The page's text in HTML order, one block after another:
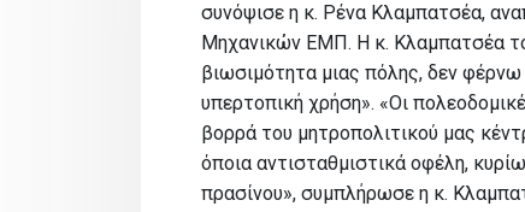
συνόψισε η κ. Ρένα Κλαμπατσέα,
Μηχανικών ΕΜΠ. Η κ. Κλαμπατσέα
βιωσιμότητα μιας πόλης, δεν φέρνω
υπερτοπική χρήση». «Οι
βορρά του μητροπολιτικού μας
όποια αντισταθμιστικά οφέλη,
πρασίνου», συμπλήρωσε η κ.